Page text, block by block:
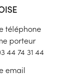
téléphone
porteur
44 74 31 44
email